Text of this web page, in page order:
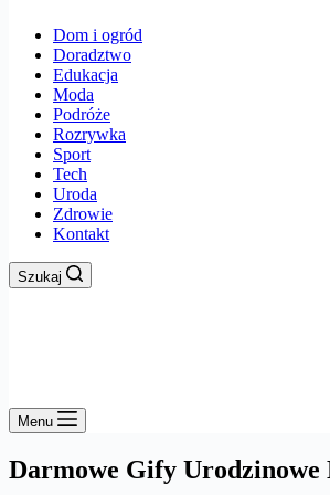
Dom i ogród
Doradztwo
Edukacja
Moda
Podróże
Rozrywka
Sport
Tech
Uroda
Zdrowie
Kontakt
Szukaj
Menu
Darmowe Gify Urodzinowe